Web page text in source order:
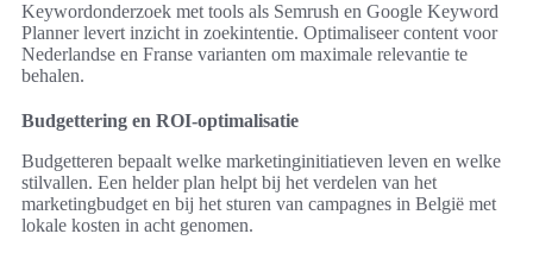
Keywordonderzoek met tools als Semrush en Google Keyword
Planner levert inzicht in zoekintentie. Optimaliseer content voor
Nederlandse en Franse varianten om maximale relevantie te
behalen.
Budgettering en ROI-optimalisatie
Budgetteren bepaalt welke marketinginitiatieven leven en welke
stilvallen. Een helder plan helpt bij het verdelen van het
marketingbudget en bij het sturen van campagnes in België met
lokale kosten in acht genomen.